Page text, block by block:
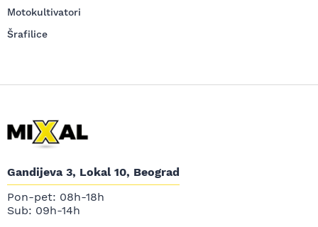
Motokultivatori
Šrafilice
Gandijeva 3, Lokal 10, Beograd
Pon-pet: 08h-18h
Sub: 09h-14h